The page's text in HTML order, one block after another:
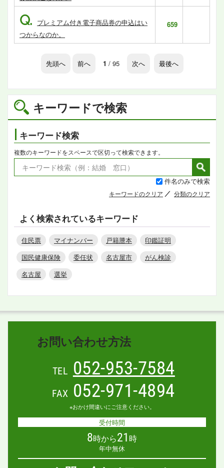
キーワードで検索
キーワード検索
複数のキーワードをスペースで区切って検索できます。
件名のみで検索
キーワードのクリア 分類のクリア
よく検索されているキーワード
住民票 マイナンバー 戸籍謄本
印鑑証明
国民健康保険
委任状 名古屋市
がん検診
名古屋
選挙
Q. プレミアム付き電子商品券の申込はい
つからなのか。
659
先頭へ 前へ 1 / 95 次へ 最後へ
お問い合わせ方法
TEL 052-953-7584
FAX 052-971-4894
※おかけ間違いにご注意ください。
受付時間
8時から21 時
年中無休